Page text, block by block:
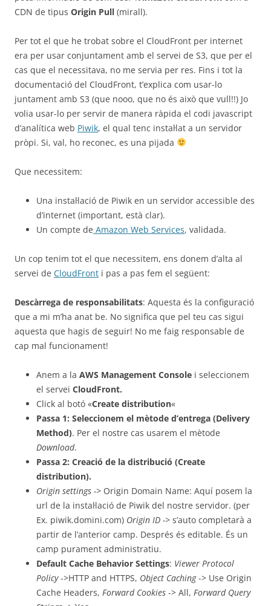
CDN de tipus Origin Pull (mirall).
Per tot el que he trobat sobre el CloudFront per internet
era per usar conjuntament amb el servei de S3, que per el
cas que el necessitava, no me servia per res. Fins i tot la
documentació del CloudFront, t’explica com usar-lo
juntament amb S3 (que nooo, que no és això que vull!!) Jo
volia usar-lo per servir de manera ràpida el codi javascript
d’analítica web Piwik, el qual tenc instal·lat a un servidor
pròpi. Si, val, ho reconec, es una pijada
Que necessitem:
Una instal·lació de Piwik en un servidor accessible des
d’internet (important, està clar).
Un compte de Amazon Web Services, validada.
Un cop tenim tot el que necessitem, ens donem d’alta al
servei de CloudFront i pas a pas fem el següent:
Descàrrega de responsabilitats: Aquesta és la configuració
que a mi m’ha anat be. No significa que pel teu cas sigui
aquesta que hagis de seguir! No me faig responsable de
cap mal funcionament!
Anem a la AWS Management Console i seleccionem
el servei CloudFront.
Click al botó «Create distribution«
Passa 1: Seleccionem el mètode d’entrega (Delivery
Method). Per el nostre cas usarem el mètode
Download.
Passa 2: Creació de la distribució (Create
distribution).
Origin settings -> Origin Domain Name: Aquí posem la
url de la instal·lació de Piwik del nostre servidor. (per
Ex. piwik.domini.com) Origin ID -> s’auto completarà a
partir de l’anterior camp. Després és editable. És un
camp purament administratiu.
Default Cache Behavior Settings: Viewer Protocol
Policy->HTTP and HTTPS, Object Caching-> Use Origin
Cache Headers, Forward Cookies -> All, Forward Query